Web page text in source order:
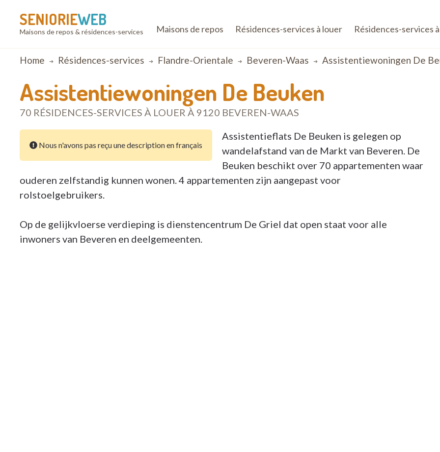
SENIORIEWEB
Maisons de repos & résidences-services Maisons de repos Résidences-services à louer Résidences-services
Breadcrumb
Home Résidences-services Flandre-Orientale Beveren-Waas Assistentiewoningen De
Assistentiewoningen De Beuken
70 RÉSIDENCES-SERVICES À LOUER À 9120 BEVEREN-WAAS
Nous n'avons pas reçu une description en français
Assistentieflats De Beuken is gelegen op
wandelafstand van de Markt van Beveren. De
Beuken beschikt over 70 appartementen waar
ouderen zelfstandig kunnen wonen. 4 appartementen zijn aangepast voor
rolstoelgebruikers.
Op de gelijkvloerse verdieping is dienstencentrum De Griel dat open staat voor alle
inwoners van Beveren en deelgemeenten.